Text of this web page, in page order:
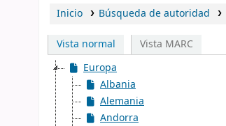
Inicio Búsqueda de autoridad
Vista normal
Vista MARC
Europa
Albania
Alemania
Andorra